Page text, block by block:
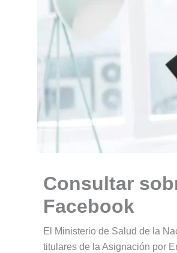
Consultar
Facebook
El Ministerio de Salud de la
titulares de la Asignación por